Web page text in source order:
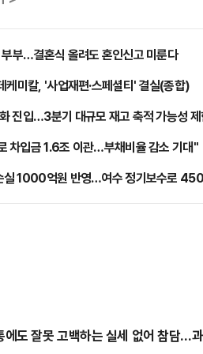
부…결혼식 올려도 혼인신고 미룬다
케미칼, '사업재편·스페셜티' 결실(종합)
진입…3분기 대규모 재고 축적 가능성
차입금 1.6조 이관…부채비율 감소 기대"
실 1000억원 반영…여수 정기보수로
에도 잘못 고백하는 실세 없어 참담…